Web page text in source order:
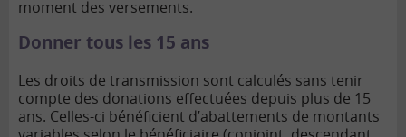
moment des versements.
Donner tous les 15 ans
Les droits de transmission sont calculés sans tenir
compte des donations effectuées depuis plus de 15
ans. Celles-ci bénéficient d’abattements de montants